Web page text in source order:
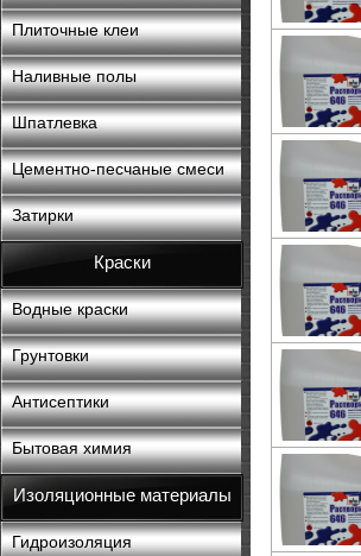
Плиточные клеи
Наливные полы
Шпатлевка
Цементно-песчаные смеси
Затирки
Краски
Водные краски
Грунтовки
Антисептики
Бытовая химия
Изоляционные материалы
Гидроизоляция